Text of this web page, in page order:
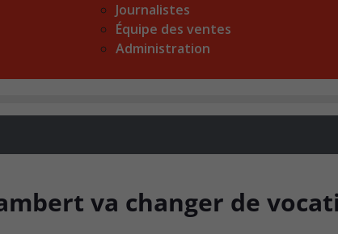
Journalistes
Équipe des ventes
Administration
va changer de